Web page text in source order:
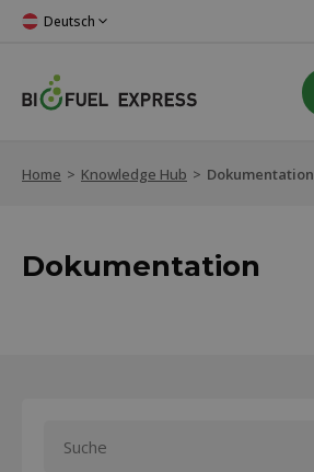
Deutsch
Home > Knowledge Hub > Dokumentation
Dokumentation